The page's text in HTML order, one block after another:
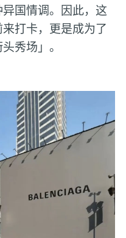
国情调。因此，这
打卡，更是成为了
秀场」。